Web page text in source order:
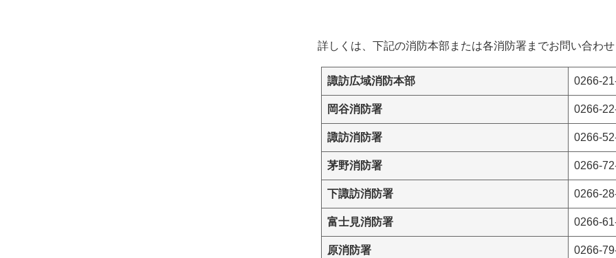
詳しくは、下記の消防本部または各消防署までお問い合わ
諏訪広域消防本部 0266-
岡谷消防署 0266-
諏訪消防署 0266-
茅野消防署 0266-
下諏訪消防署 0266-
富士見消防署 0266-
原消防署 0266-